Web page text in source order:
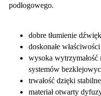
podłogowego.
dobre tłumienie
doskonałe
wysoka
systemów
trwałość dzięki
materiał otwarty